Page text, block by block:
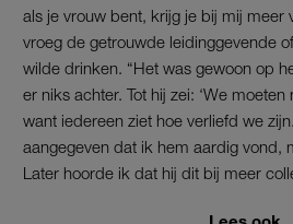
als je vrouw bent, krijg je bij mij meer
vroeg de getrouwde leidinggevende
wilde drinken. “Het was gewoon op
er niks achter. Tot hij zei: ‘We
want iedereen ziet hoe verliefd we
aangegeven dat ik hem aardig vond,
Later hoorde ik dat hij dit bij meer